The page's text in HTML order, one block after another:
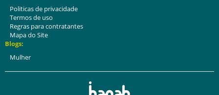
Politicas de privacidade
Termos de uso
Regras para contratantes
Mapa do Site
Blogs:
Mulher